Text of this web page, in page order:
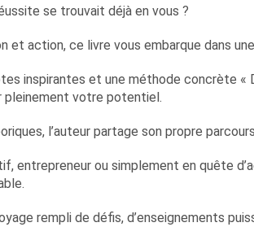
se trouvait déjà en vous ?
et action, ce livre vous embarque dans
inspirantes et une méthode concrète
votre potentiel.
l’auteur partage son propre
entrepreneur ou simplement en quête
rempli de défis, d’enseignements